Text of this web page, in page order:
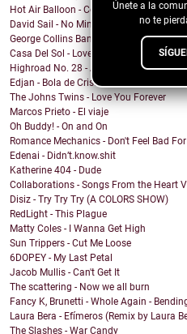
Únete a la
no te
Hot Air Balloon - Come This Far
David Sail - No Mind Fire
George Collins Band - New Way
Casa Del Sol - Love In A Time Of War
Highroad No. 28 - And I Suffer
Edjan - Bola de Cristal
The Johns Twins - Love You Forever
Marcos Prieto - El viaje
Oh Buddy! - On and On
Romance Mechanics - Don't Feel Bad
Edenai - Didn’t.know.shit
Katherine 404 - Dude
Collaborations - Songs From the Heart
Disiz - Try Try Try (A COLORS SHOW)
RedLight - This Plague
Matty Coles - I Wanna Get High
Sun Trippers - Cut Me Loose
6DOPEY - My Last Petal
Jacob Mullis - Can't Get It
The scattering - Now we all burn
Fancy K, Brunetti - Whole Again -
Laura Bera - Efímeros (Remix by Laura
The Slashes - War Candy